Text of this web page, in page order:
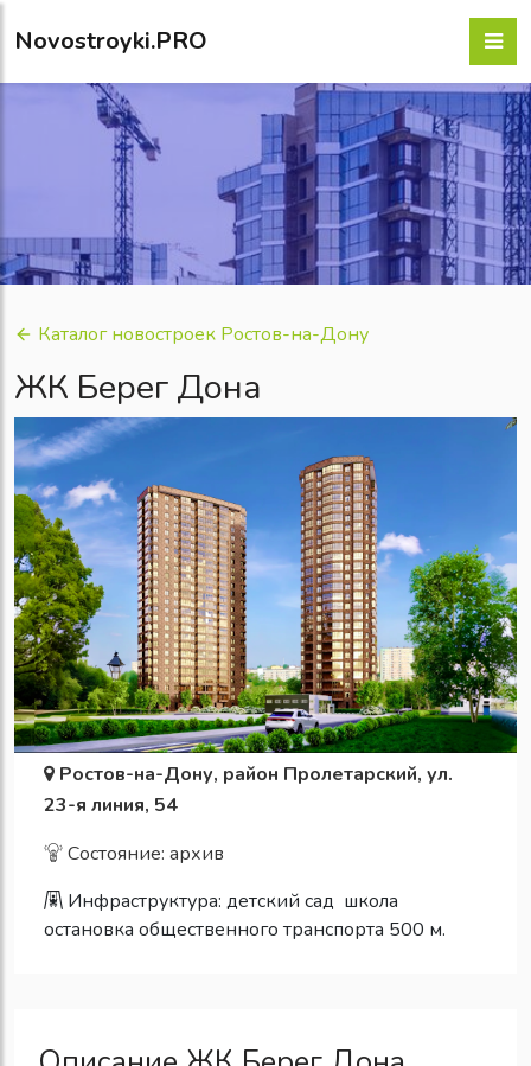
Novostroyki.PRO
Каталог новостроек Ростов-на-Дону
ЖК Берег Дона
Ростов-на-Дону, район Пролетарский, ул.
23-я линия, 54
Состояние: архив
Инфраструктура: детский сад школа
остановка общественного транспорта 500 м.